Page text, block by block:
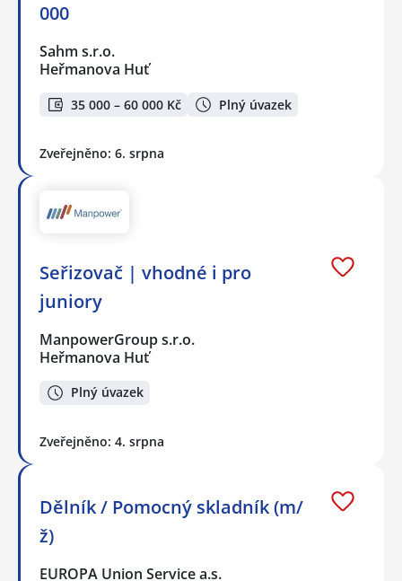
000
Sahm s.r.o.
Heřmanova Huť
35 000 – 60 000 Kč Plný úvazek
Zveřejněno: 6. srpna
Seřizovač | vhodné i pro
juniory
ManpowerGroup s.r.o.
Heřmanova Huť
Plný úvazek
Zveřejněno: 4. srpna
Dělník / Pomocný skladník (m/
ž)
EUROPA Union Service a.s.